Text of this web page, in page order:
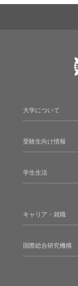
大学について
受験生向け情報
学生生活
キャリア・就職
国際総合研究機構